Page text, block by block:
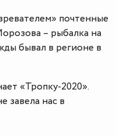
почтенные
– рыбалка на
бывал в регионе в
«Тропку-2020».
завела нас в